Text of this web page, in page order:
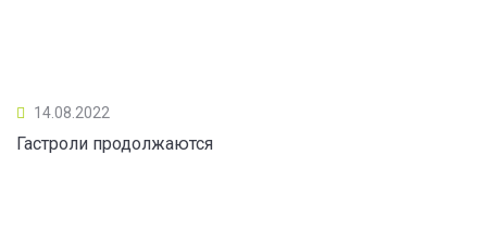
14.08.2022
Гастроли продолжаются